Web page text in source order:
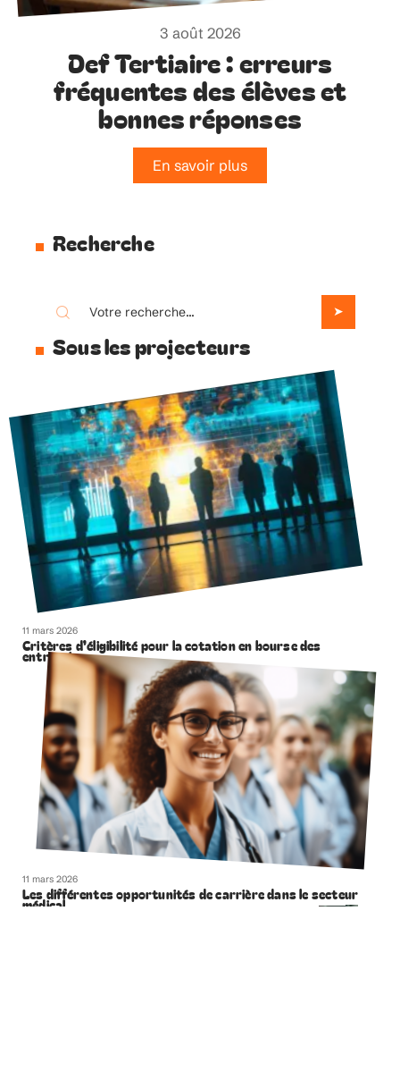
3 août 2026
Def Tertiaire : erreurs
fréquentes des élèves et
bonnes réponses
En savoir plus
Recherche
Sous les projecteurs
11 mars 2026
Critères d’éligibilité pour la cotation en bourse des
entreprises
11 mars 2026
Les différentes opportunités de carrière dans le secteur
médical